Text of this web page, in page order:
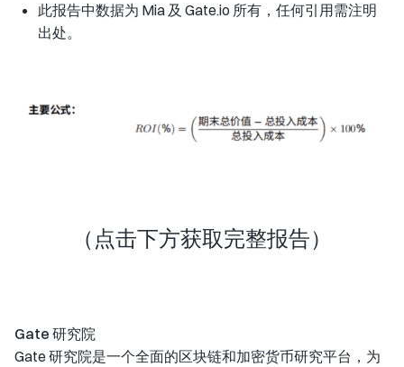
此报告中数据为 Mia 及 Gate.io 所有，任何引用需注明
出处。
（点击下方获取完整报告）
Gate 研究院
Gate 研究院是一个全面的区块链和加密货币研究平台，为